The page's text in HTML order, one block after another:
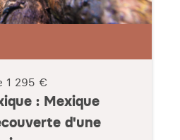
1 295 €
: Mexique
d'une